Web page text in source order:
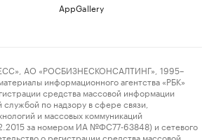
AppGallery
АО «РОСБИЗНЕСКОНСАЛТИНГ», 1995–
информационного агентства «РБК»
средства массовой информации
по надзору в сфере связи,
и массовых коммуникаций
за номером ИА №ФС77-63848) и сетевого
о регистрации средства массовой